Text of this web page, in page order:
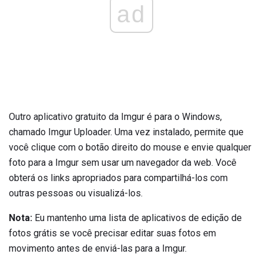
ad
Outro aplicativo gratuito da Imgur é para o Windows,
chamado Imgur Uploader. Uma vez instalado, permite que
você clique com o botão direito do mouse e envie qualquer
foto para a Imgur sem usar um navegador da web. Você
obterá os links apropriados para compartilhá-los com
outras pessoas ou visualizá-los.
Nota: Eu mantenho uma lista de aplicativos de edição de
fotos grátis se você precisar editar suas fotos em
movimento antes de enviá-las para a Imgur.